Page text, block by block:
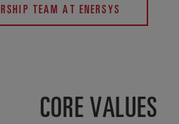
TEAM AT ENERSYS
CORE VALUES